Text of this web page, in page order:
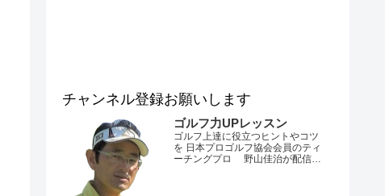
チャンネル登録お願いします
ゴルフ力UPレッスン
ゴルフ上達に役立つヒントやコツ
を 日本プロゴルフ協会会員のティ
ーチングプロ 野山佳治が配信す